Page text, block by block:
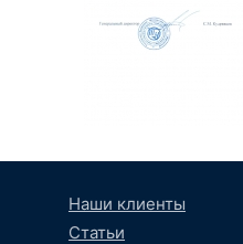
Наши клиенты
Статьи